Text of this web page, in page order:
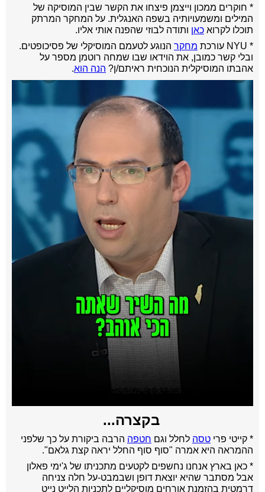
* חוקרים ממכון וייצמן פיצחו את הקשר שבין המוסיקה של
המילים ומשמעויותיה בשפה האנגלית. על המחקר המרתק
תוכלו לקרוא כאן ותודה לבוזי שהפנה אותי אליו.
* NYU עורכת
מחקר הנוגע לטעמם המוסיקלי של פסיכופטים.
ובלי קשר כמובן, את הוידאו שבו שמחה רוטמן מספר על
אהבתו המוסיקלית הנוכחית ראיתם/ן? הנה הוא.
בקצרה...
* קייטי פרי טסה לחלל וגם חטפה הרבה ביקורת על כך שלפני
ההמראה היא אמרה "סוף סוף החלל יראה קצת גלאם".
* כאן בארץ אנחנו נחשפים לקטעים מתכניתו של ג'ימי פאלון
אבל מסתבר שהיא יוצאת דופן ושבמבט-על חלה צניחה
דרמטית בהזמנת אורחים מוסיקליים לתכניות הלייט נייט